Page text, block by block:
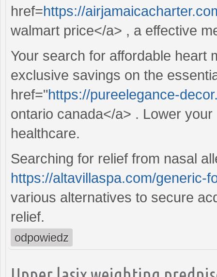
href=https://
walmart price</a> , a effective
Your search for affordable heart
exclusive savings on the
href="https://pureelegance-
ontario canada</a> . Lower
healthcare.
Searching for relief from nasal
https://altavillaspa.com/generic-
various alternatives to secure
relief.
odpowiedz